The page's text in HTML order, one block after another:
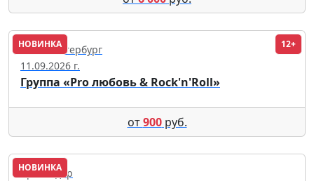
НОВИНКА 12+
Санкт-Петербург
11.09.2026 г.
Группа «Pro любовь & Rock'n'Roll»
от900руб.
НОВИНКА
Краснодар